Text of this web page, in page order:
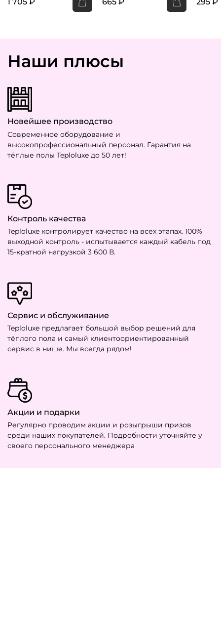
Наши плюсы
Новейшее производство
Современное оборудование и
высокопрофессиональный персонал. Гарантия на
тёплые полы Teploluxe до 50 лет!
Контроль качества
Teploluxe контролирует качество на всех этапах. 100%
выходной контроль - испытывается каждый кабель под
15-кратной нагрузкой 3 600 В.
Сервис и обслуживание
Teploluxe предлагает большой выбор решений для
тёплого пола и самый клиентоориентированный
сервис в нише. Мы всегда рядом!
Акции и подарки
Регулярно проводим акции и розыгрыши призов
среди наших покупателей. Подробности уточняйте у
своего персонального менеджера